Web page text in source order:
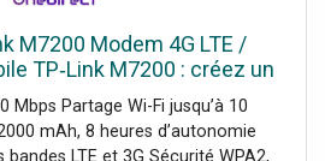
M7200 Modem 4G LTE /
TP‑Link M7200 : créez un
puissant pour jusqu’à 10
8h d’autonomie.
Mbps Partage Wi-Fi jusqu’à 10
mAh, 8 heures d’autonomie
LTE et 3G Sécurité WPA2,